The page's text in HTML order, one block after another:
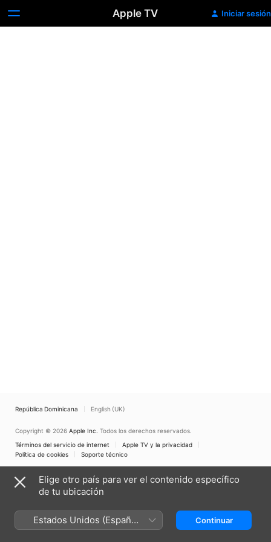
Apple TV Iniciar sesión
República Dominicana English (UK)
Copyright © 2026 Apple Inc. Todos los derechos reservados.
Términos del servicio de internet
Apple TV y la privacidad
Política de cookies
Soporte técnico
Elige otro país para ver el contenido específico
de tu ubicación
Estados Unidos (Español
México)
Continuar